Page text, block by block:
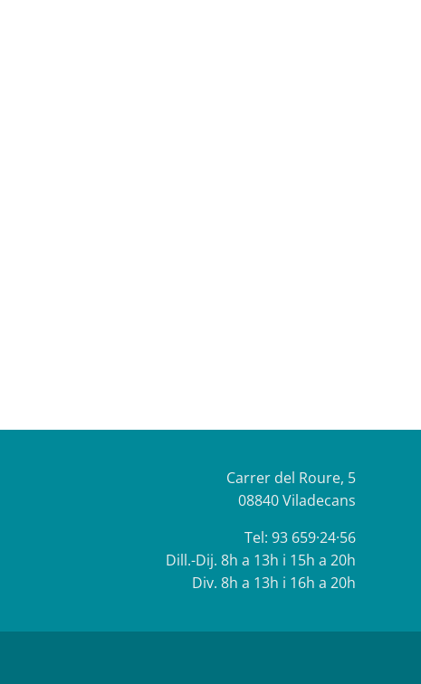
Carrer del Roure, 5
08840 Viladecans
Tel: 93 659·24·56
Dill.-Dij. 8h a 13h i 15h a 20h
Div. 8h a 13h i 16h a 20h